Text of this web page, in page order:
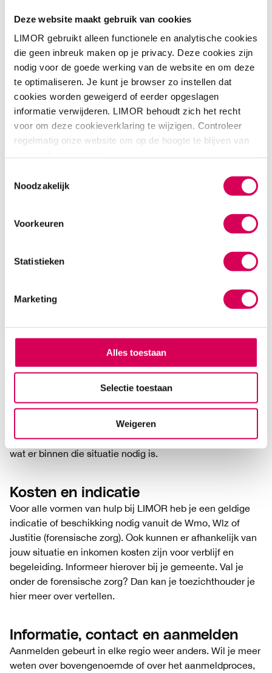
Deze website maakt gebruik van cookies
LIMOR gebruikt alleen functionele en analytische cookies
die geen inbreuk maken op je privacy. Deze cookies zijn
nodig voor de goede werking van de website en om deze
te optimaliseren. Je kunt je browser zo instellen dat
cookies worden geweigerd of eerder opgeslagen
informatie verwijderen. LIMOR behoudt zich het recht
voor om deze cookieverklaring te wijzigen. Controleer
regelmatig onze website om op de hoogte te blijven van
Noodzakelijk
Voorkeuren
Statistieken
Marketing
Alles toestaan
Selectie toestaan
Weigeren
beoordelen zorgvuldig de omstandigheden en de
persoonlijke capaciteiten van jou als cliënt om een op
maat gemaakt begeleidingsplan te ontwikkelen. Lees ook
meer bij onze methodiek Situationeel begeleiden.
Samenwerking met ketenpartners
Bij het begeleiden van mensen met hoarding werkt
LIMOR nauw samen met ketenpartners zoals de GGD,
gemeente of woningbouwvereniging. Voor het
woning wordt gespecialiseerde hulp ingeschakeld. Vanaf
de start van het traject kijken we wiens expertise
waarvoor verantwoordelijk is. Zo krijgt iedere cliënt in elk
Dwang en drang? LIMOR blijft naast
de cliënt staan
De vrijwilligheid van jou als cliënt staat bij ons hoog in het
en motivatie om het probleem aan te pakken.
Echter, het kan voor kwetsbare mensen lastig zijn hun
gewenst, dat het onverantwoord is om te wachten tot de
cliënt zelf hulp vraagt. Wanneer een ketenpartner dan ook
besluit om een dwangmaatregel op te leggen, blijft
LIMOR naast de cliënt staan en ondersteunt diegene bij
wat er binnen die situatie nodig is.
Kosten en indicatie
Voor alle vormen van hulp bij LIMOR heb je een geldige
indicatie of beschikking nodig vanuit de Wmo, Wlz of
Justitie (forensische zorg). Ook kunnen er afhankelijk van
jouw situatie en inkomen kosten zijn voor verblijf en
begeleiding. Informeer hierover bij je gemeente. Val je
onder de forensische zorg? Dan kan je toezichthouder je
hier meer over vertellen.
Informatie, contact en aanmelden
Aanmelden gebeurt in elke regio weer anders. Wil je meer
weten over bovengenoemde of over het aanmeldproces,